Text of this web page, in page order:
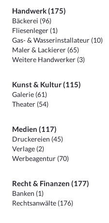
Handwerk (175)
Bäckerei (96)
Fliesenleger (1)
Gas- & Wasserinstallateur (10)
Maler & Lackierer (65)
Weitere Handwerker (3)
Kunst & Kultur (115)
Galerie (61)
Theater (54)
Medien (117)
Druckereien (45)
Verlage (2)
Werbeagentur (70)
Recht & Finanzen (177)
Banken (1)
Rechtsanwälte (176)